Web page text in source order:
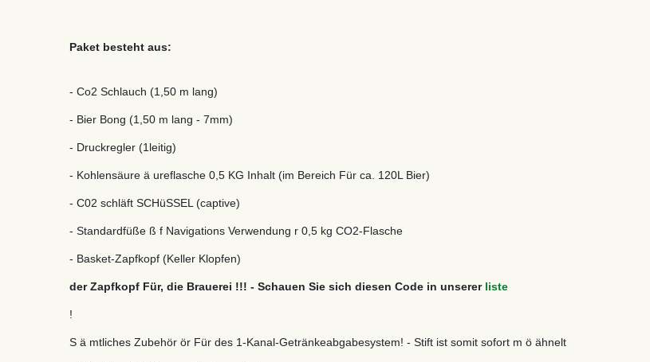
Paket besteht aus:
- Co2 Schlauch (1,50 m lang)
- Bier Bong (1,50 m lang - 7mm)
- Druckregler (1leitig)
- Kohlensäure ä ureflasche 0,5 KG Inhalt (im Bereich Für ca. 120L Bier)
- C02 schläft SCHüSSEL (captive)
- Standardfüße ß f Navigations Verwendung r 0,5 kg CO2-Flasche
- Basket-Zapfkopf (Keller Klopfen)
der Zapfkopf Für, die Brauerei !!! - Schauen Sie sich diesen Code in unserer liste
!
S ä mtliches Zubehör ör Für des 1-Kanal-Getränkeabgabesystem! - Stift ist somit sofort m ö ähnelt